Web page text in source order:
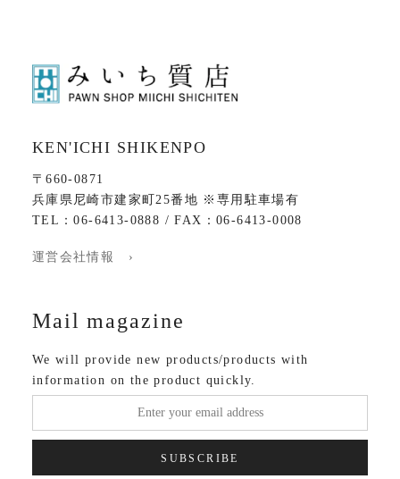
KEN'ICHI SHIKENPO
〒660-0871
兵庫県尼崎市建家町25番地 ※専用駐車場有
TEL：06-6413-0888 / FAX：06-6413-0008
運営会社情報 ›
Mail magazine
We will provide new products/products with
information on the product quickly.
SUBSCRIBE